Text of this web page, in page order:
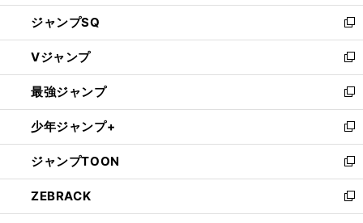
し
い
ウ
ィ
ン
ド
ウ
で
開
く
ジャンプSQ
新
し
い
ウ
ィ
ン
ド
ウ
で
開
く
Vジャンプ
新
し
い
ウ
ィ
ン
ド
ウ
で
開
最強ジャンプ
新
し
い
ウ
ィ
ン
ド
ウ
少年ジャンプ+
新
し
い
ウ
ィ
ン
ジャンプTOON
新
し
い
ウ
ZEBRACK
新
し